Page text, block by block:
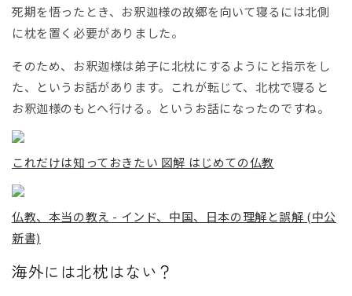
死期を悟ったとき、お釈迦様の故郷を向いて寝るには北側
に枕を置く必要がありました。
そのため、お釈迦様は弟子に北枕にするようにと指示をし
た、というお話があります。これが転じて、北枕で寝ると
お釈迦様のもとへ行ける。というお話になったのですね。
これだけは知っておきたい 図解 はじめての仏教
仏教、本当の教え - インド、中国、日本の理解と誤解 (中公
新書)
海外には北枕はない？